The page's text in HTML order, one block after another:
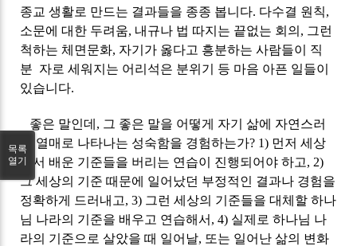
종교 생활로 만드는 결과들을 종종 봅니다. 다수결 원칙,
소문에 대한 두려움, 내규나 법 따지는 끝없는 회의 , 그런
척하는 체면문화, 자기가 옳다고 흥분하는 사람들이 직
분 자로 세워지는 어리석은 분위기 등 마음 아픈 일들이
있습니다.
좋은 말인데 , 그 좋은 말을 어떻게 자기 삶에 자연스러
운 열매로 나타나는 성숙함을 경험하는가? 1) 먼저 세상
에서 배운 기준들을 버리는 연습이 진행되어야 하고, 2)
그 세상의 기준 때문에 일어났던 부정적인 결과나 경험을
정확하게 드러내고, 3) 그런 세상의 기준들을 대체할 하나
님 나라의 기준을 배우고 연습해서 , 4) 실제로 하나님 나
라의 기준으로 살았을 때 일어날, 또는 일어난 삶의 변화
목록
열기